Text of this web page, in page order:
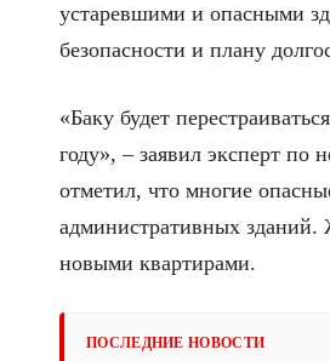
устаревшими и опасными
безопасности и плану
«Баку будет
году», – заявил эксперт
отметил, что многие
административных зданий.
новыми квартирами.
ПОСЛЕДНИЕ НОВОСТИ